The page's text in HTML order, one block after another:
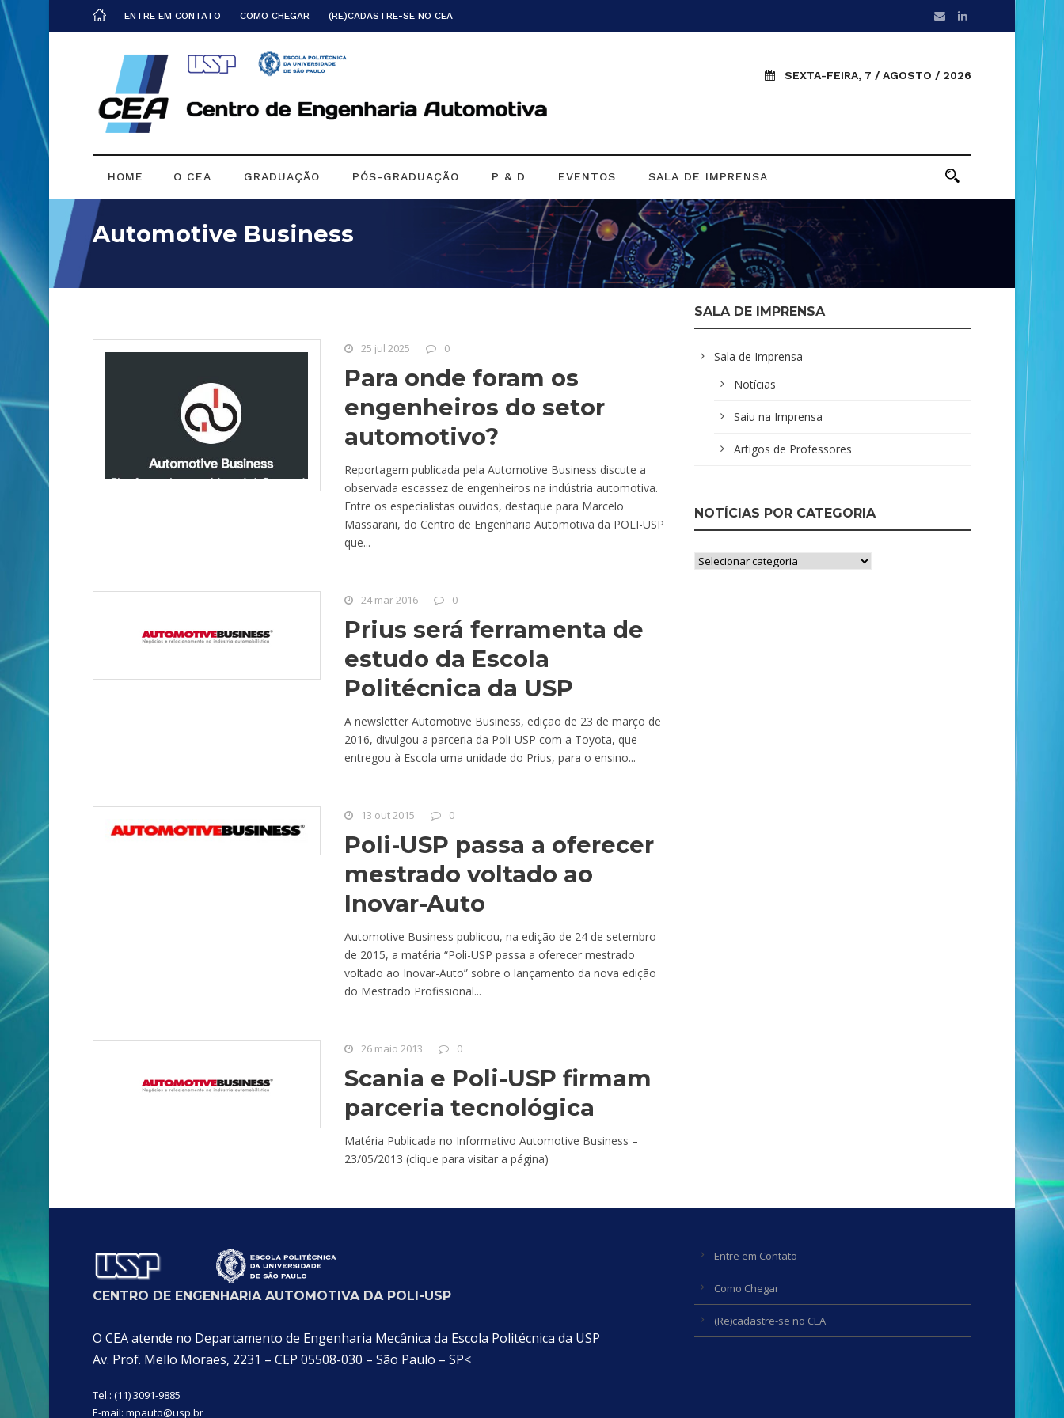
ENTRE EM CONTATO COMO CHEGAR (RE)CADASTRE-SE NO CEA
SEXTA-FEIRA, 7 / AGOSTO / 2026
HOME O CEA GRADUAÇÃO PÓS-GRADUAÇÃO P & D EVENTOS SALA DE IMPRENSA
Automotive Business
25 jul 2025 0
Para onde foram os
engenheiros do setor
automotivo?
Reportagem publicada pela Automotive Business discute a
observada escassez de engenheiros na indústria automotiva.
Entre os especialistas ouvidos, destaque para Marcelo
Massarani, do Centro de Engenharia Automotiva da POLI-USP
que...
24 mar 2016 0
Prius será ferramenta de
estudo da Escola
Politécnica da USP
A newsletter Automotive Business, edição de 23 de março de
2016, divulgou a parceria da Poli-USP com a Toyota, que
entregou à Escola uma unidade do Prius, para o ensino...
13 out 2015 0
Poli-USP passa a oferecer
mestrado voltado ao
Inovar-Auto
Automotive Business publicou, na edição de 24 de setembro
de 2015, a matéria “Poli-USP passa a oferecer mestrado
voltado ao Inovar-Auto” sobre o lançamento da nova edição
do Mestrado Profissional...
26 maio 2013 0
Scania e Poli-USP firmam
parceria tecnológica
Matéria Publicada no Informativo Automotive Business –
23/05/2013 (clique para visitar a página)
SALA DE IMPRENSA
Sala de Imprensa
Notícias
Saiu na Imprensa
Artigos de Professores
NOTÍCIAS POR CATEGORIA
Notícias
CENTRO DE ENGENHARIA AUTOMOTIVA DA POLI-USP
O CEA atende no Departamento de Engenharia Mecânica da Escola Politécnica da USP
Av. Prof. Mello Moraes, 2231 – CEP 05508-030 – São Paulo – SP<
Tel.: (11) 3091-9885
E-mail: mpauto@usp.br
Entre em Contato
Como Chegar
(Re)cadastre-se no CEA